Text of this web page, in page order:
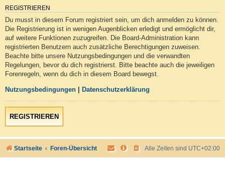
REGISTRIEREN
Du musst in diesem Forum registriert sein, um dich anmelden zu können.
Die Registrierung ist in wenigen Augenblicken erledigt und ermöglicht dir,
auf weitere Funktionen zuzugreifen. Die Board-Administration kann
registrierten Benutzern auch zusätzliche Berechtigungen zuweisen.
Beachte bitte unsere Nutzungsbedingungen und die verwandten
Regelungen, bevor du dich registrierst. Bitte beachte auch die jeweiligen
Forenregeln, wenn du dich in diesem Board bewegst.
Nutzungsbedingungen Datenschutzerklärung
REGISTRIEREN
Startseite Foren-Übersicht Alle Zeiten sind UTC+02:00